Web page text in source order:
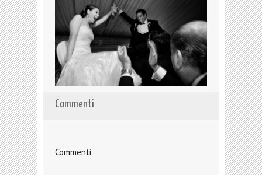
Commenti
Commenti